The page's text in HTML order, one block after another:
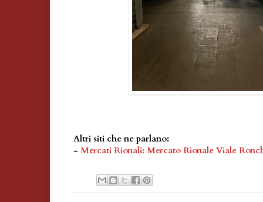
Altri siti che ne parlano:
- Mercati Rionali: Mercato Rionale Viale